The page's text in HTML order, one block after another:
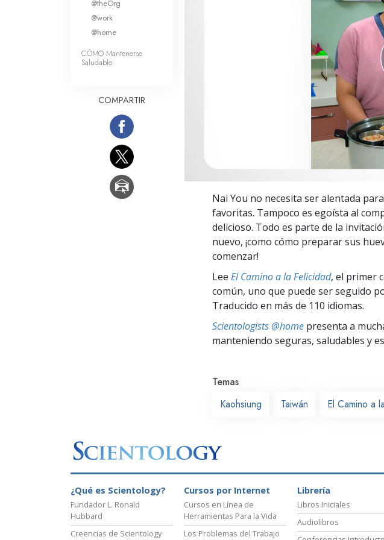
Nai You no necesita ser alentada
favoritas. Tampoco es egoísta al
delicioso. Todo es parte de la
nuevo, ¡como cómo preparar sus
comenzar!
Lee El Camino a la Felicidad, el primer
común, uno que puede ser seguido
Traducido en más de 110 idiomas.
Scientologists @home presenta a
manteniendo seguras, saludables y
Temas
Kaohsiung
Taiwán El Camino a
@theOrg
@work
@home
CÓMO Mantenerse
Saludable
COMPARTIR
¿Qué es Scientology?
Fundador L. Ronald
Hubbard
Creencias de Scientology
Cursos por Internet
Cursos en Línea de
Herramientas Para la Vida
Los Problemas del Trabajo
Librería
Libros Iniciales
Audiolibros